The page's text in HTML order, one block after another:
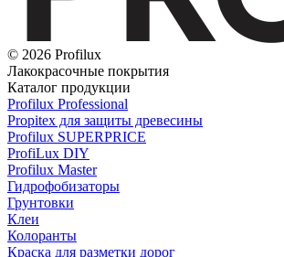
© 2026 Profilux
Лакокрасочные покрытия
Каталог продукции
Profilux Professional
Propitex для защиты древесины
Profilux SUPERPRICE
ProfiLux DIY
Profilux Master
Гидрофобизаторы
Грунтовки
Клеи
Колоранты
Краска для разметки дорог